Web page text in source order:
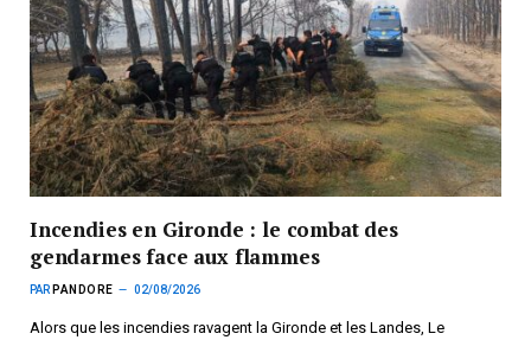
Incendies en Gironde : le combat des
gendarmes face aux flammes
PAR PANDORE 02/08/2026
Alors que les incendies ravagent la Gironde et les Landes, Le